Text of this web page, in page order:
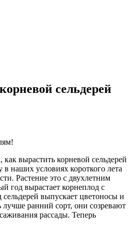
сельдерей
вырастить корневой сельдерей
в наших условиях короткого лета
Растение это с двухлетним
год вырастает корнеплод с
сельдерей выпускает цветоносы и
лучше ранний сорт, они созревают
рассады. Теперь